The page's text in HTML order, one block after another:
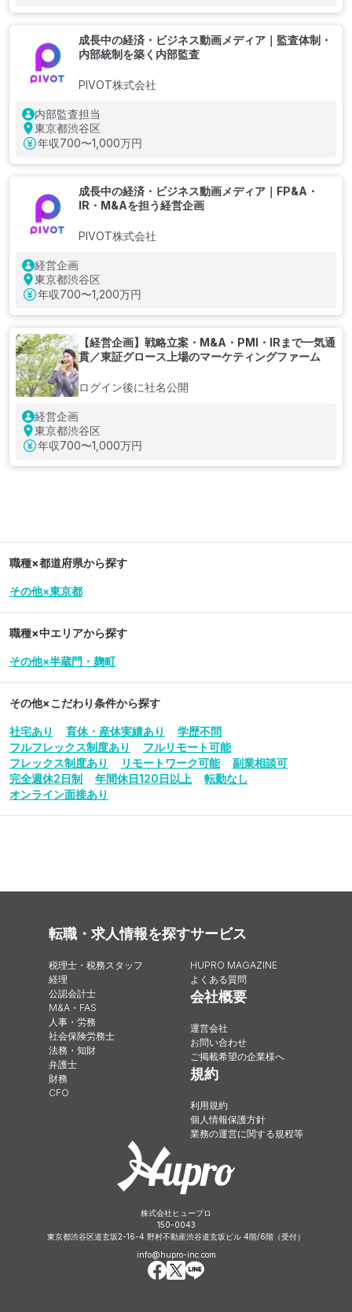
成長中の経済・ビジネス動画メディア｜監査体制・
内部統制を築く内部監査
PIVOT株式会社
内部監査担当
東京都渋谷区
年収700〜1,000万円
成長中の経済・ビジネス動画メディア｜FP&A・
IR・M&Aを担う経営企画
PIVOT株式会社
経営企画
東京都渋谷区
年収700〜1,200万円
【経営企画】戦略立案・M&A・PMI・IRまで一気通
貫／東証グロース上場のマーケティングファーム
ログイン後に社名公開
経営企画
東京都渋谷区
年収700〜1,000万円
職種×都道府県から探す
その他×東京都
職種×中エリアから探す
その他×半蔵門・麹町
その他×こだわり条件から探す
社宅あり 育休・産休実績あり
学歴不問
フルフレックス制度あり
フルリモート可能
フレックス制度あり
リモートワーク可能
副業相談可
完全週休2日制
年間休日120日以上
転勤なし
オンライン面接あり
転職・求人情報を探す
税理士・税務スタッフ
経理
公認会計士
M&A・FAS
人事・労務
社会保険労務士
法務・知財
弁護士
財務
CFO
サービス
HUPRO MAGAZINE
よくある質問
会社概要
運営会社
お問い合わせ
ご掲載希望の企業様へ
規約
利用規約
個人情報保護方針
業務の運営に関する規程等
株式会社ヒュープロ
150-0043
東京都渋谷区道玄坂2-16-4 野村不動産渋谷道玄坂ビル 4階/6階（受付）
info@hupro-inc.com